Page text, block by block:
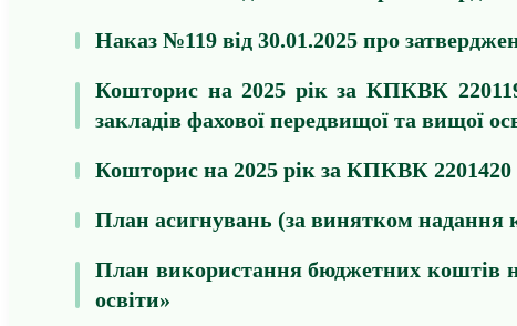
Наказ №119 від 30.01.2025 про
Кошторис на 2025 рік за КПКВК
закладів фахової передвищої та вищої
Кошторис на 2025 рік за КПКВК 2201420
План асигнувань (за винятком
План використання бюджетних коштів
освіти»